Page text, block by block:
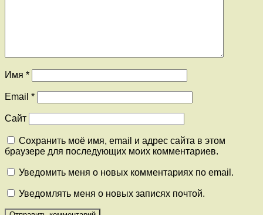
Имя *
Email *
Сайт
Сохранить моё имя, email и адрес сайта в этом
браузере для последующих моих комментариев.
Уведомить меня о новых комментариях по email.
Уведомлять меня о новых записях почтой.